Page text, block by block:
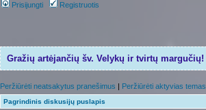
Prisijungti Registruotis
Gražių artėjančių šv. Velykų ir tvirtų margučių!
Peržiūrėti neatsakytus pranešimus | Peržiūrėti aktyvias temas
Pagrindinis diskusijų puslapis